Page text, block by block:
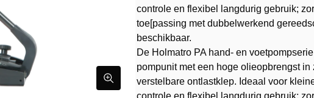
controle en flexibel langdurig gebruik;
toe[passing met dubbelwerkend
beschikbaar.
De Holmatro PA hand- en
pompunit met een hoge olieopbrengst
verstelbare ontlastklep. Ideaal voor
controle en flexibel langdurig gebruik;